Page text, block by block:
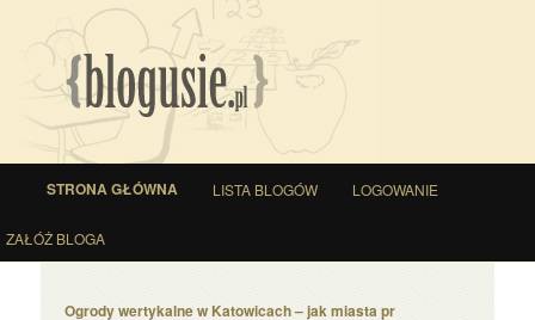
PRZESKOCZ DO TEKSTU
PRZESKOCZ DO WIDGETÓW
STRONA GŁÓWNA LISTA BLOGÓW LOGOWANIE
ZAŁÓŻ BLOGA
Ogrody wertykalne w Katowicach – jak miasta pr